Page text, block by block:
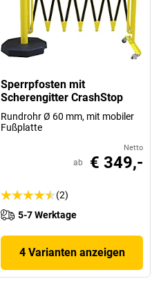
Sperrpfosten mit
Scherengitter CrashStop
Rundrohr Ø 60 mm, mit mobiler
Fußplatte
Netto
ab € 349,-
(2)
5-7 Werktage
4 Varianten anzeigen